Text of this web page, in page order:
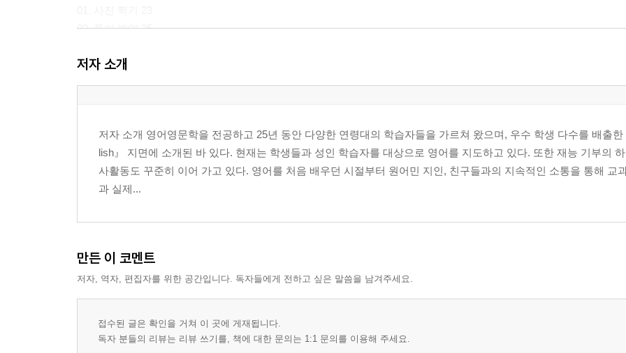
02. 투어 예약 25
04. 시설 위치 확인 27
05. 물건 구매 28
08. 계산대 31
Chapter 9 긴급상황
01. 약국 37
05. 길을 잃었을 때 45
06. 교통사고 46
07. 차를 잘못 탔을 때 47
08. 도난 신고 49
09. 병원/응급실 50
저자 소개
저자 소개 영어영문학을 전공하고 25년 동안 다양한 연령대의 학습자들을 가르쳐 왔으며, 우수 학생 다수를 배출
lish』 지면에 소개된 바 있다. 현재는 학생들과 성인 학습자를 대상으로 영어를 지도하고 있다. 또한 재능 기부의
사활동도 꾸준히 이어 가고 있다. 영어를 처음 배우던 시절부터 원어민 지인, 친구들과의 지속적인 소통을 통해 교
과 실제...
만든 이 코멘트
저자, 역자, 편집자를 위한 공간입니다. 독자들에게 전하고 싶은 말씀을 남겨주세요.
접수된 글은 확인을 거쳐 이 곳에 게재됩니다.
독자 분들의 리뷰는 리뷰 쓰기를, 책에 대한 문의는 1:1 문의를 이용해 주세요.